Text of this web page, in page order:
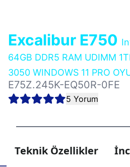
Excalibur E750
64GB DDR5 RAM UDIMM
3050 WINDOWS 11 PRO
E75Z.245K-EQ50R-0FE
5 Yorum
Teknik Özellikler